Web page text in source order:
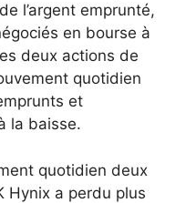
l’argent emprunté,
en bourse à
deux actions de
quotidien
et
la baisse.
quotidien deux
Hynix a perdu plus